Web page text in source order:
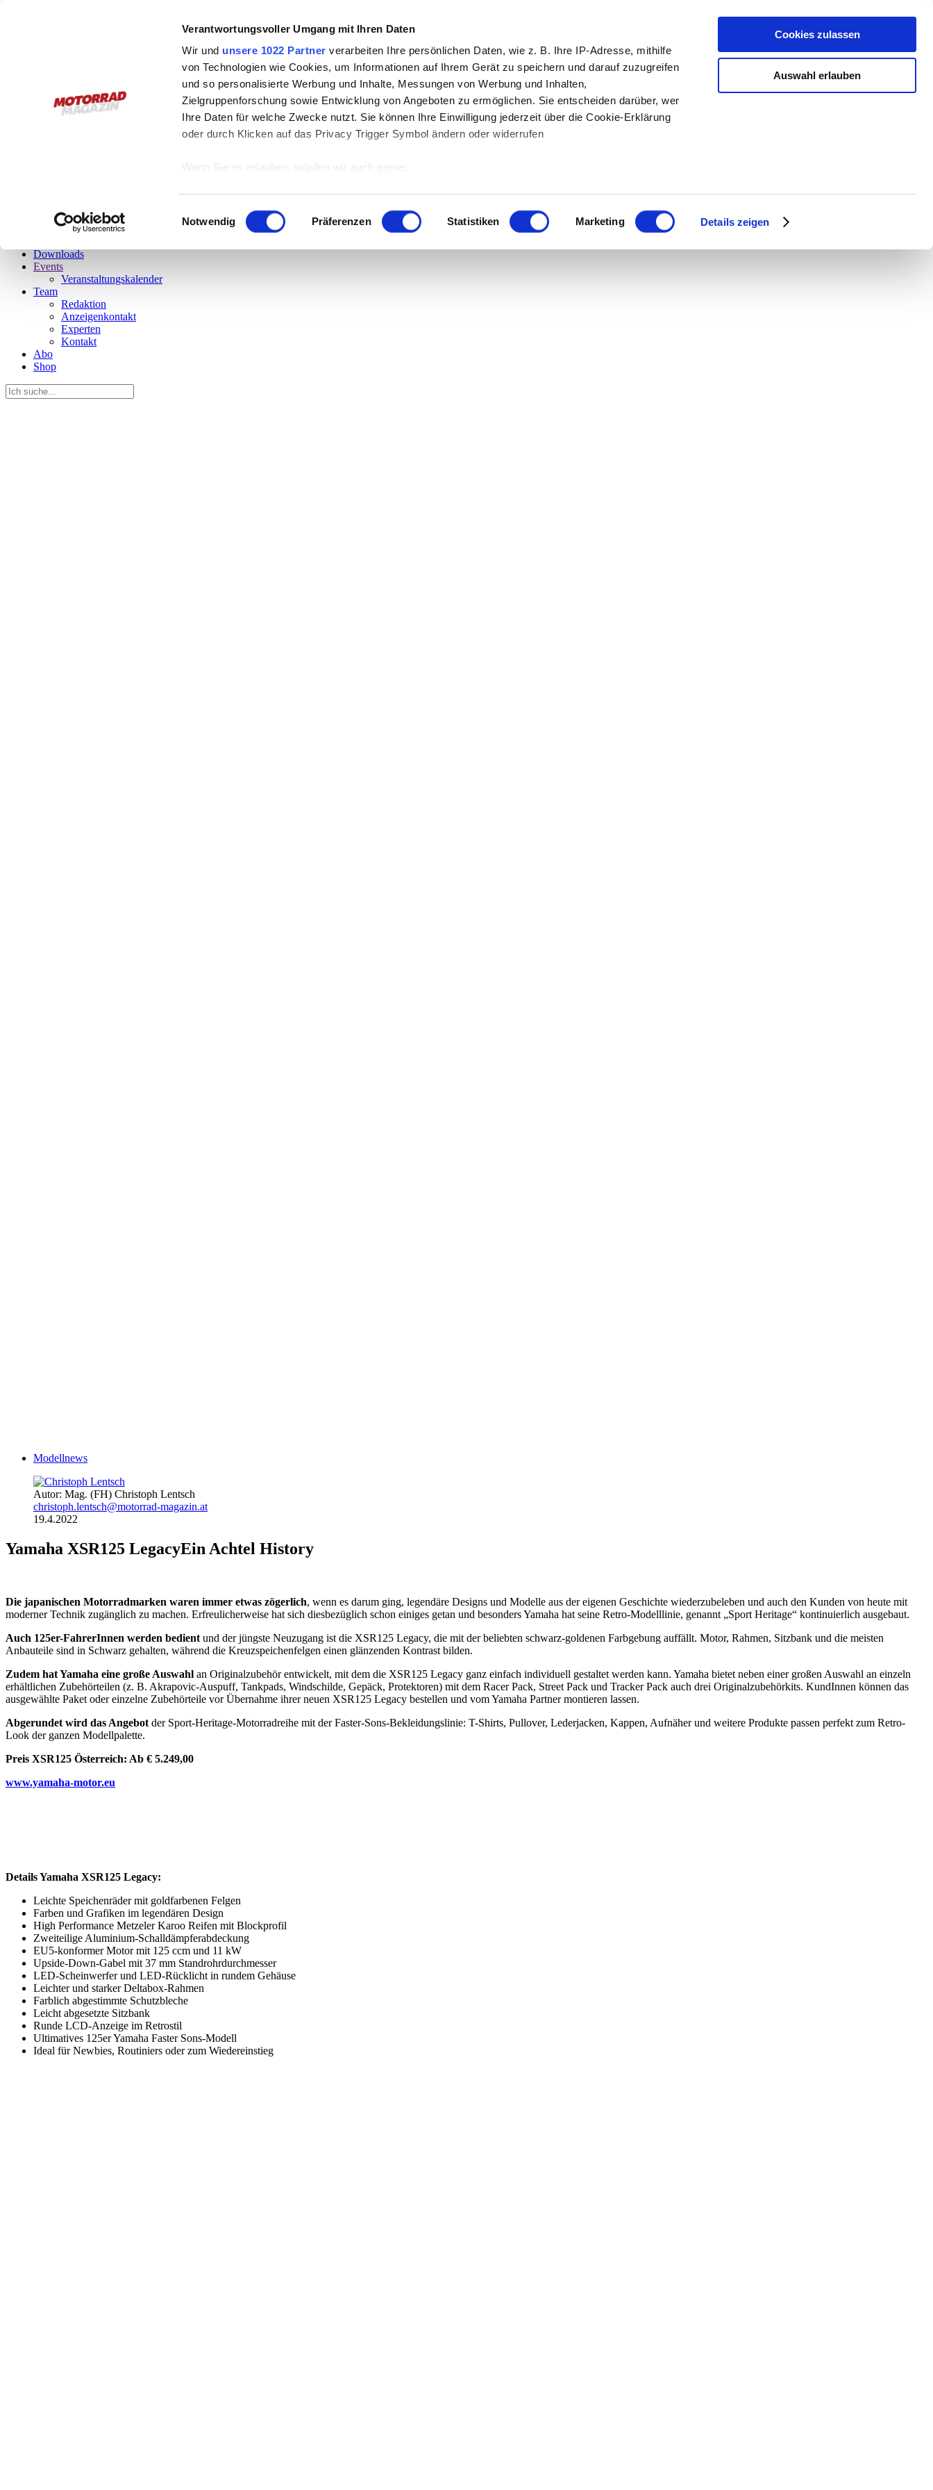
Verantwortungsvoller Umgang mit Ihren Daten
Wir und unsere 1022 Partner verarbeiten Ihre persönlichen Daten, wie z. B. Ihre IP-Adresse, mithilfe
von Technologien wie Cookies, um Informationen auf Ihrem Gerät zu speichern und darauf zuzugreifen
und so personalisierte Werbung und Inhalte, Messungen von Werbung und Inhalten,
Zielgruppenforschung sowie Entwicklung von Angeboten zu ermöglichen. Sie entscheiden darüber, wer
Ihre Daten für welche Zwecke nutzt. Sie können Ihre Einwilligung jederzeit über die Cookie-Erklärung
oder durch Klicken auf das Privacy Trigger Symbol ändern oder widerrufen
Wenn Sie es erlauben, würden wir auch gerne:
Ihr Gerät durch aktives Scannen nach bestimmten Merkmalen (Fingerprinting) identifizieren
Einwilligungsauswahl
Notwendig Präferenzen Statistiken Marketing Details zeigen
Cookies zulassen
Auswahl erlauben
Bitte, gerne!Einfach auf das Vorschaubild klicken und schon startet der Download.
Stories
Fotos
Downloads
Events
Veranstaltungskalender
Team
Redaktion
Anzeigenkontakt
Experten
Kontakt
Abo
Shop
Modellnews
Autor: Mag. (FH) Christoph Lentsch
christoph.lentsch@motorrad-magazin.at
19.4.2022
Yamaha XSR125 LegacyEin Achtel History
Die japanischen Motorradmarken waren immer etwas zögerlich, wenn es darum ging, legendäre Designs und Modelle aus der eigenen Geschichte wiederzubeleben und auch den Kunden von heute mit
moderner Technik zugänglich zu machen. Erfreulicherweise hat sich diesbezüglich schon einiges getan und besonders Yamaha hat seine Retro-Modelllinie, genannt „Sport Heritage“ kontinuierlich ausgebaut.
Auch 125er-FahrerInnen werden bedient und der jüngste Neuzugang ist die XSR125 Legacy, die mit der beliebten schwarz-goldenen Farbgebung auffällt. Motor, Rahmen, Sitzbank und die meisten
Anbauteile sind in Schwarz gehalten, während die Kreuzspeichenfelgen einen glänzenden Kontrast bilden.
Zudem hat Yamaha eine große Auswahl an Originalzubehör entwickelt, mit dem die XSR125 Legacy ganz einfach individuell gestaltet werden kann. Yamaha bietet neben einer großen Auswahl an einzeln
erhältlichen Zubehörteilen (z. B. Akrapovic-Auspuff, Tankpads, Windschilde, Gepäck, Protektoren) mit dem Racer Pack, Street Pack und Tracker Pack auch drei Originalzubehörkits. KundInnen können das
ausgewählte Paket oder einzelne Zubehörteile vor Übernahme ihrer neuen XSR125 Legacy bestellen und vom Yamaha Partner montieren lassen.
Abgerundet wird das Angebot der Sport-Heritage-Motorradreihe mit der Faster-Sons-Bekleidungslinie: T-Shirts, Pullover, Lederjacken, Kappen, Aufnäher und weitere Produkte passen perfekt zum Retro-
Look der ganzen Modellpalette.
Preis XSR125 Österreich: Ab € 5.249,00
www.yamaha-motor.eu
Details Yamaha XSR125 Legacy:
Leichte Speichenräder mit goldfarbenen Felgen
Farben und Grafiken im legendären Design
High Performance Metzeler Karoo Reifen mit Blockprofil
Zweiteilige Aluminium-Schalldämpferabdeckung
EU5-konformer Motor mit 125 ccm und 11 kW
Upside-Down-Gabel mit 37 mm Standrohrdurchmesser
LED-Scheinwerfer und LED-Rücklicht in rundem Gehäuse
Leichter und starker Deltabox-Rahmen
Farblich abgestimmte Schutzbleche
Leicht abgesetzte Sitzbank
Runde LCD-Anzeige im Retrostil
Ultimatives 125er Yamaha Faster Sons-Modell
Ideal für Newbies, Routiniers oder zum Wiedereinstieg